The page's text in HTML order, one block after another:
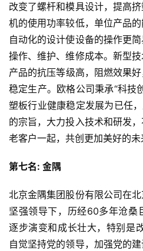
稿
每
日
好
诗
改变了螺杆和模具设计，提高
机的使用功率较低，单位产品
自动化的设计使设备的操作更
操作、维护、维修成本。新型技
产品的抗压等级高，阻燃效果
稳定生产。欧格公司秉承“科技
塑板行业健康稳定发展为已任
的宗旨，大力投入技术和研发
老客户一起，共创更加美好的未
第七名: 金隅
北京金隅集团股份有限公司在
坚强领导下，历经60多年沧桑
逐步演变和成长壮大，特别是
自觉坚持党的领导，加强党的